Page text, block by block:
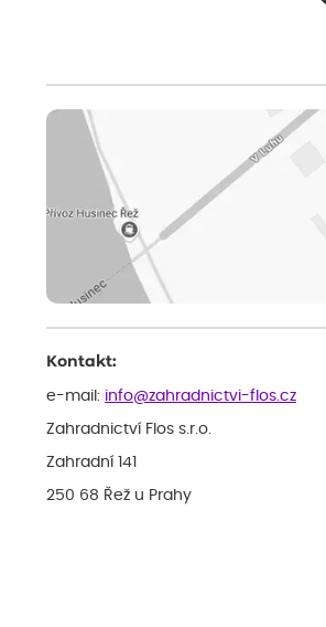
Kontakt:
e-mail: info@zahradnictvi-flos.cz
Zahradnictví Flos s.r.o.
Zahradní 141
250 68 Řež u Prahy